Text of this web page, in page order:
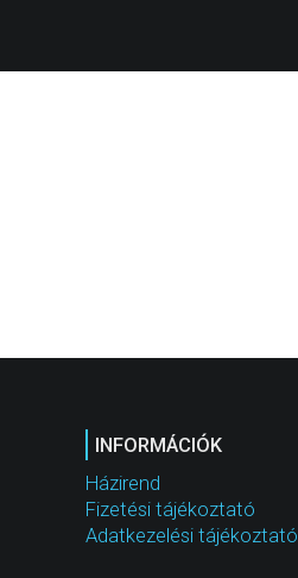
INFORMÁCIÓK
Házirend
Fizetési tájékoztató
Adatkezelési tájékoztató